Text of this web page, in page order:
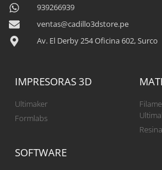
939266939
ventas@cadillo3dstore.pe
Av. El Derby 254 Oficina 602, Surco
IMPRESORAS 3D
Ultimaker
Formlabs
SOFTWARE